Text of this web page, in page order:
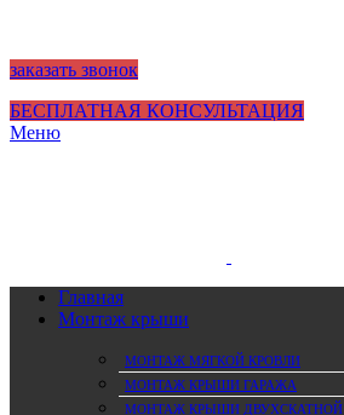
заказать звонок
БЕСПЛАТНАЯ КОНСУЛЬТАЦИЯ
Меню
Главная
Монтаж крыши
МОНТАЖ МЯГКОЙ КРОВЛИ
МОНТАЖ КРЫШИ ГАРАЖА
МОНТАЖ КРЫШИ ДВУХСКАТНОЙ